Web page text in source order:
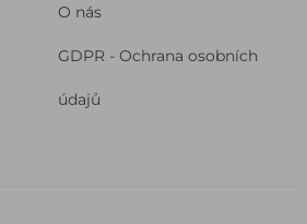
O nás
GDPR - Ochrana osobních
údajů